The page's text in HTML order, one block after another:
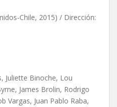
Chile, 2015) / Dirección:
Juliette Binoche, Lou
James Brolin, Rodrigo
Vargas, Juan Pablo Raba,